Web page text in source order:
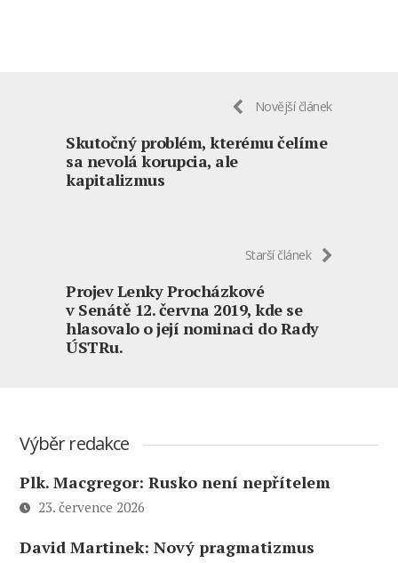
Novější článek
Skutočný problém, kterému čelíme
sa nevolá korupcia, ale
kapitalizmus
Starší článek
Projev Lenky Procházkové
v Senátě 12. června 2019, kde se
hlasovalo o její nominaci do Rady
ÚSTRu.
Výběr redakce
Plk. Macgregor: Rusko není nepřítelem
23. července 2026
David Martinek: Nový pragmatizmus